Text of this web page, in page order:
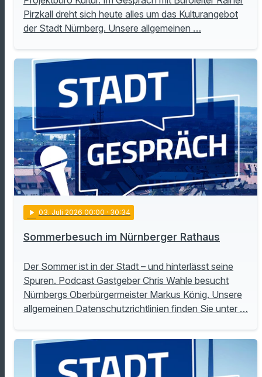
Pirzkall dreht sich heute alles um das Kulturangebot
der Stadt Nürnberg. Unsere allgemeinen …
play_arrow 03. Juli 2026 00:00 · 30:34
Sommerbesuch im Nürnberger Rathaus
Der Sommer ist in der Stadt – und hinterlässt seine
Spuren. Podcast Gastgeber Chris Wahle besucht
Nürnbergs Oberbürgermeister Markus König. Unsere
allgemeinen Datenschutzrichtlinien finden Sie unter …